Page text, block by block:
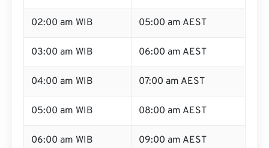
02:00 am WIB 05:00 am AEST
03:00 am WIB 06:00 am AEST
04:00 am WIB 07:00 am AEST
05:00 am WIB 08:00 am AEST
06:00 am WIB 09:00 am AEST